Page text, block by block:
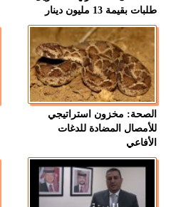
طلبات بقيمة 13 مليون دينار
الصحة: مخزون استراتيجي
للأمصال المضادة للدغات
الأفاعي